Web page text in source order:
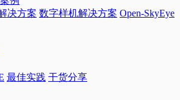
决方案 数字样机解决方案 Open-SkyEye
最佳实践 干货分享